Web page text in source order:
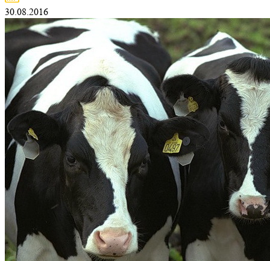
30.08.2016